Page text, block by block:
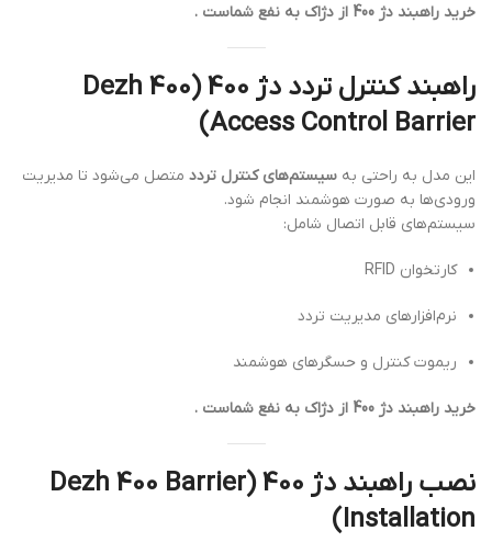
خرید راهبند دژ 400 از دژاک به نفع شماست .
راهبند کنترل تردد دژ 400 (Dezh 400
Access Control Barrier)
این مدل به راحتی به سیستم‌های کنترل تردد متصل می‌شود تا مدیریت
ورودی‌ها به صورت هوشمند انجام شود.
سیستم‌های قابل اتصال شامل:
کارتخوان RFID
نرم‌افزارهای مدیریت تردد
ریموت کنترل و حسگرهای هوشمند
خرید راهبند دژ 400 از دژاک به نفع شماست .
نصب راهبند دژ 400 (Dezh 400 Barrier
Installation)